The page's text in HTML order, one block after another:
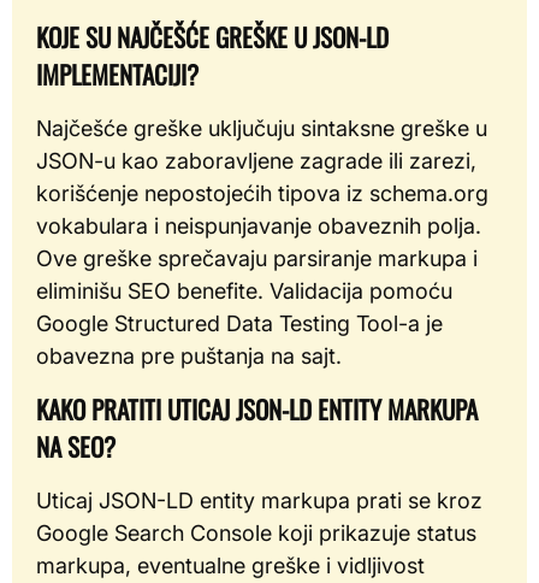
KOJE SU NAJČEŠĆE GREŠKE U JSON-LD
IMPLEMENTACIJI?
Najčešće greške uključuju sintaksne greške u
JSON-u kao zaboravljene zagrade ili zarezi,
korišćenje nepostojećih tipova iz schema.org
vokabulara i neispunjavanje obaveznih polja.
Ove greške sprečavaju parsiranje markupa i
eliminišu SEO benefite. Validacija pomoću
Google Structured Data Testing Tool-a je
obavezna pre puštanja na sajt.
KAKO PRATITI UTICAJ JSON-LD ENTITY MARKUPA
NA SEO?
Uticaj JSON-LD entity markupa prati se kroz
Google Search Console koji prikazuje status
markupa, eventualne greške i vidljivost